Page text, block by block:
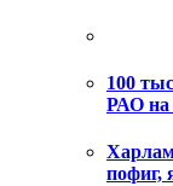
100
РАО на
пофиг,